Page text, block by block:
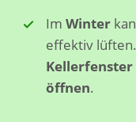
Im Winter
effektiv
öffnen.